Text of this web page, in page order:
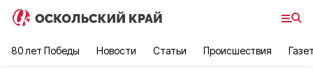
80 лет Победы Новости Статьи Происшествия